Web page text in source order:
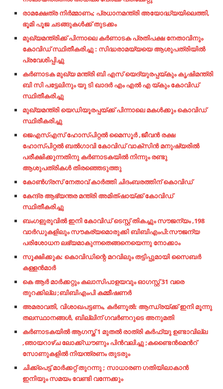
രാമക്ഷേത്ര നിര്‍മ്മാണം; പ്രധാനമന്ത്രി അയോദ്ധ്യയിലെത്തി,
ഭൂമി പൂജ ചടങ്ങുകള്‍ക്ക് തുടക്കം
മുഖ്യമന്ത്രിക്ക് പിന്നാലെ കർണാടക പ്രതിപക്ഷ നേതാവിനും
കോവിഡ് സ്ഥിതീകരിച്ചു : സിദ്ധരാമയ്യയെ ആശുപത്രിയിൽ
പ്രവേശിപ്പിച്ചു
കർണാടക മുഖ്യ മന്ത്രി ബി എസ് യെദ്യുരപ്പയ്കും കൃഷിമന്ത്രി
ബി സി പട്ടേലിനും യു ടി ഖാദർ എം എൽ എ യ്കും കോവിഡ്
സ്ഥിതീകരിച്ചു
മുഖ്യമന്ത്രി യെഡിയൂരപ്പയ്ക്ക് പിന്നാലെ മകള്‍ക്കും കൊവിഡ്
സ്ഥിരീകരിച്ചു
ജെഎസ്എസ് ഹോസ്പിറ്റൽ മൈസൂർ ,ജീവൻ രക്ഷ
ഹോസ്പിറ്റൽ ബൽഗാവി കോവിഡ് വാക്‌സിൻ മനുഷ്യരിൽ
പരീക്ഷിക്കുന്നതിനു കർണാടകയിൽ നിന്നും രണ്ടു
ആശുപത്രികൾ തിരഞ്ഞെടുത്തു
കോണ്‍ഗ്രസ് നേതാവ് കാര്‍ത്തി ചിദംബരത്തിന് കൊവിഡ്
കേന്ദ്ര ആഭ്യന്തര മന്ത്രി അമിത്ഷായ്ക്ക് കോവിഡ്
സ്ഥിതീകരിച്ചു
ബംഗളുരുവിൽ ഇനി കോവിഡ് ടെസ്റ്റ് തികച്ചും സൗജന്യം ,198
വാർഡുകളിലും സൗകര്യമൊരുക്കി ബിബിഎംപി:സൗജന്യ
പരിശോധന ലഭ്യമാകുന്നതെങ്ങനെയെന്നു നോക്കാം
സൂക്ഷിക്കുക: കൊവിഡിന്റെ മറവിലും തട്ടിപ്പുമായി സൈബര്‍
കള്ളന്‍മാര്‍
കെ ആർ മാർക്കറ്റും കലാസിപാളയവും ഓഗസ്റ്റ് 31 വരെ
തുറക്കില്ല ;ബിബിഎംപി കമ്മീഷണർ
അമരാവതി, വിശാഖപട്ടണം, കര്‍ണൂല്‍: ആന്ധ്രയ്ക്ക് ഇനി മൂന്നു
തലസ്ഥാനങ്ങള്‍, ബില്ലിന് ഗവര്‍ണറുടെ അനുമതി
കർണാടകയിൽ ആഗസ്ത് 1 മുതൽ രാത്രി കർഫ്യു ഉണ്ടാവില്ല
,ഞായറാഴ്ച ലോക്ക്ഡൗണും പിൻവലിച്ചു ;കണ്ടൈൻമെൻറ്
സോണുകളിൽ നിയന്ത്രണം തുടരും
ചിക്ക്പെട്ട് മാർക്കറ്റ് തുറന്നു ; സാധാരണ ഗതിയിലാകാൻ
ഇനിയും സമയം വേണ്ടി വന്നേക്കും